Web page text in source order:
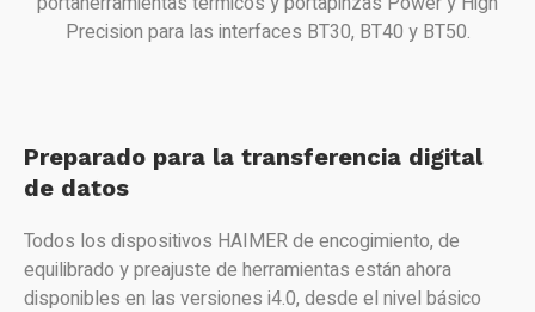
Precision para las interfaces BT30, BT40 y BT50.
Preparado para la transferencia digital
de datos
Todos los dispositivos HAIMER de encogimiento, de
equilibrado y preajuste de herramientas están ahora
disponibles en las versiones i4.0, desde el nivel básico